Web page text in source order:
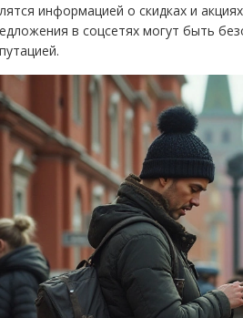
информацией о скидках и
в соцсетях могут быть